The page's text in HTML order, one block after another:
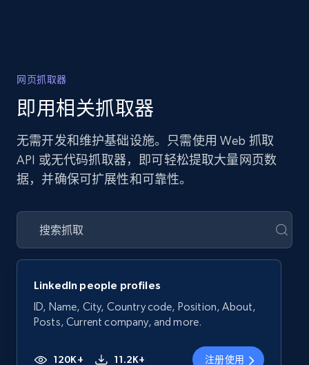
网页抓取器
即用相关抓取器
无需开发和维护基础设施。只需使用 Web 抓取
API 或无代码抓取器，即可轻松提取大量网页数
据，并确保可扩展性和可靠性。
LinkedIn people profiles
ID, Name, City, Country code, Position, About,
Posts, Current company, and more.
120K+ 11.2K+ 注册使用